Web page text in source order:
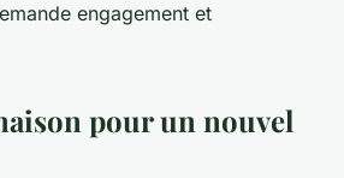
engagement et
pour un nouvel